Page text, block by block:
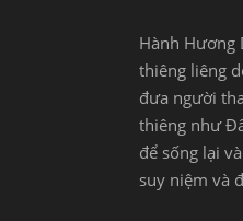
Hành Hương
thiêng liêng
đưa người
thiêng như
để sống lại
suy niệm và